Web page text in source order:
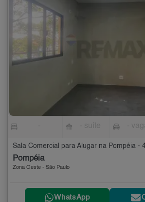
Sala Comercial para Alugar na Pompéia -
Pompéia
Zona Oeste - São Paulo
WhatsApp